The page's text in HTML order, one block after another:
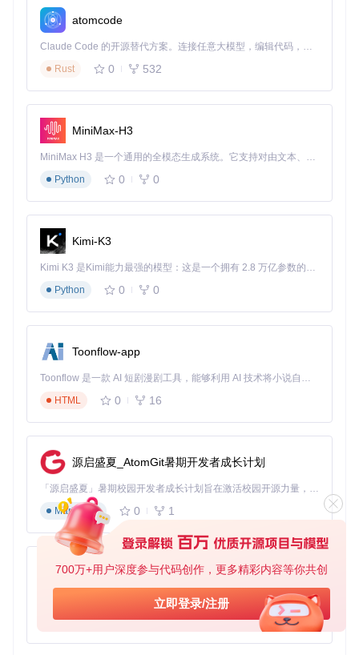
700万+用户深度参与代码创作，更多精彩内容等你共创
立即登录/注册
1. 多协议支持引擎
兼容HLS、DASH、MSS等主流流媒体协议，能够解析.m3u
8、.mpd、.ism等格式文件，覆盖90%以上的在线视频资源类
2. 智能加密破解
实现AES-128、ChaCha20等加密内容的实时解密，无需额外
插件支持。
4. 断点续传机制
下载过程中断后可从断点继续，避免重复下载浪费带宽，特别
适合大型视频文件和不稳定网络环境。
内置媒体处理工具，自动将下载的分段文件合并为MP4等常用
格式，无需额外转码步骤。
创新价值：重新定义流媒体下载体验
技术架构的三大突破
模块化设计：各功能模块独立封装，如解析器、下载管理器
可单独升级
跨平台兼容
acOS、Linux系统
低资源占用 ：优化的内存管理机制，即使同时下载多个视频
也不会显著影响系统性能
用户体验的革新
摒弃复杂配置，通过简洁命令行实现强大功能，新手用户也能
快速上手。支持自定义文件名、输出路径和格式参数，满足个
性化需求。
atomcode
Claude Code 的开源替代方案。连接任意大模型，编辑代码，运行命令，自动验证 — 全自动执行。用 Rust 构建，极致性能。 ｜ An open-source alternative to Claude Code. Connect any LLM, edit code, run commands, and verify changes — autonomously. Built in Rust for speed. Get Started
Rust
0 532
MiniMax-H3
MiniMax H3 是一个通用的全模态生成系统。它支持对由文本、图像、视频和音频组成的多模态上下文进行统一理解，并能生成分辨率高达 2K、时长可达 15 秒的带原生立体声音频的视频。得益于面向任务泛化的系统设计，H3 在预训练阶段就已具备广泛的多模态上下文理解与生成能力，能够出色地执行复杂的多模态指令。
Python
0 0
Kimi-K3
Kimi K3 是Kimi能力最强的模型：这是一个拥有 2.8 万亿参数的混合专家（MoE）模型，具备原生视觉理解能力，并支持 100 万 token 的上下文窗口。
Python
0 0
Toonflow-app
Toonflow 是一款 AI 短剧漫剧工具，能够利用 AI 技术将小说自动转化为剧本，并结合 AI 生成的图片和视频，实现高效的短剧创作。借助 Toonflow，可以轻松完成从文字到影像的全流程，让短剧制作变得更加智能与便捷。
HTML
0 16
源启盛夏_AtomGit暑期开发者成长计划
「源启盛夏」暑期校园开发者成长计划旨在激活校园开源力量，通过积分激励、认证扶持、资源倾斜等形式，引导高校组织和开发者完成「入驻 — 建项目 — 做贡献 — 获认证 — 得资源」的完整闭环。无论你是想带领社团入驻平台的组织者，还是希望用代码贡献证明自己的开发者，都能在这里找到属于你的成长路径。
Markdown
0 1
AionUi
免费、本地、开源的 24/7 全天候 Cowork 应用，以及适用于 Gemini CLI、Claude Code、Codex、OpenCode、Qwen Code、Goose CLI、Auggie 等的 OpenClaw | 🌟 喜欢就点star吧
TypeScript
0 6